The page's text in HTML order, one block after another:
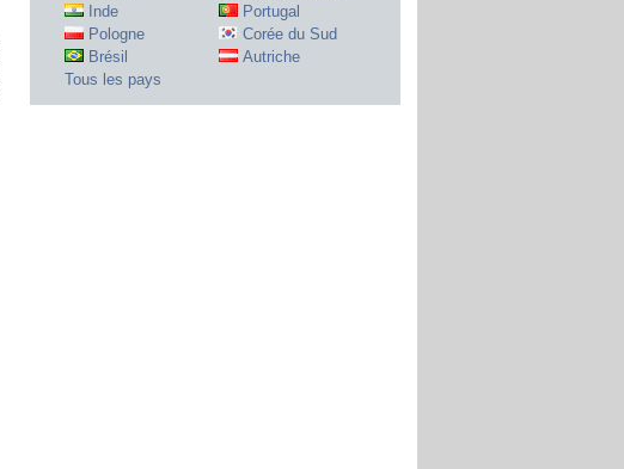
Inde
Portugal
Pologne
Corée du Sud
Brésil
Autriche
Tous les pays